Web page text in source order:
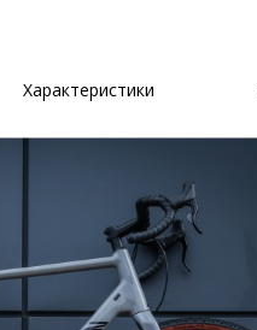
Характеристики